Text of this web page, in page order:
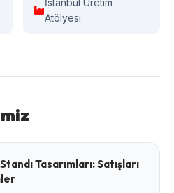
İstanbul Üretim
Atölyesi
Tasarımları: Satışları